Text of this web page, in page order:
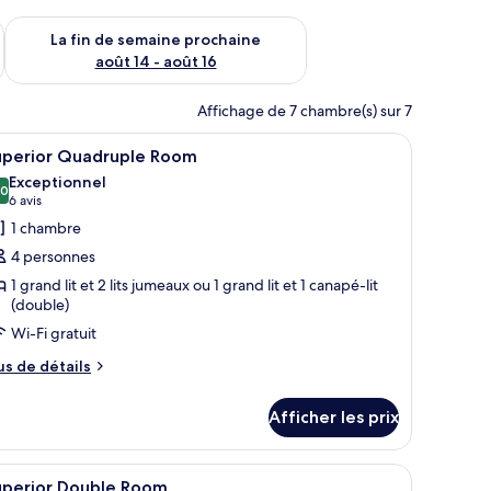
semaine août 7 - août 9
La fin de semaine prochaine
août 14 - août 16
Vérifier la disponibilité pour la fin de semaine prochaine août
Affichage de 7 chambre(s) sur 7
fauteuils bleus, une petite table ronde avec des fruits, un bureau avec une
:
Une chambre d’hôtel avec deux lits, un
4 Quadruple Room
sur 10
Exceptionnel
6 avis
(6 avis)
1 chambre
4 personnes
1 grand lit et 2 lits jumeaux ou 1 grand lit et 1 canapé-lit
(double)
Wi-Fi gratuit
de détails
Afficher les prix
des poutres apparentes, un bureau en bois avec un ordinateur, un
Une chambre d’hôtel avec un lit, un
4 Double Room